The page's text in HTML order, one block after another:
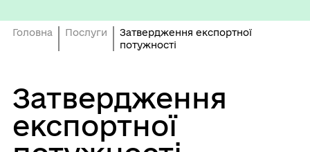
Головна Послуги
Затвердження експортної
потужності
Затвердження
експортної